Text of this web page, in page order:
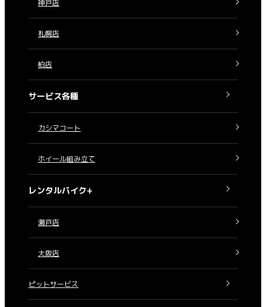
神戸店
札幌店
柏店
サービス各種
カシマコート
ホイール組み立て
レンタルバイク+
瀬戸店
大阪店
ピットサービス